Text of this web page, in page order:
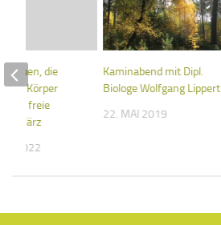
Kaminabend mit Dipl.
Biologe Wolfgang Lippert
22. MAI 2019
Frauen, die
Körper
– freie
März
2022